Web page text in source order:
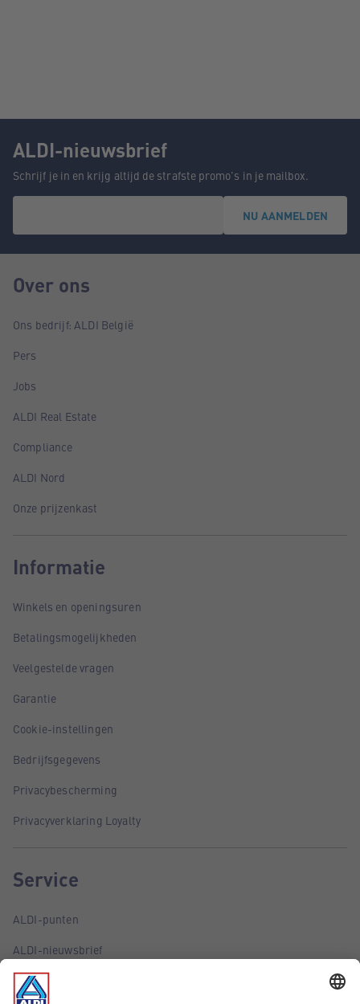
ALDI-nieuwsbrief
Schrijf je in en krijg altijd de strafste promo's in je mailbox.
NU AANMELDEN
Over ons
Ons bedrijf: ALDI België
Pers
Jobs
ALDI Real Estate
Compliance
ALDI Nord
Onze prijzenkast
Informatie
Winkels en openingsuren
Betalingsmogelijkheden
Veelgestelde vragen
Garantie
Cookie-instellingen
Bedrijfsgegevens
Privacybescherming
Privacyverklaring Loyalty
Service
ALDI-punten
ALDI-nieuwsbrief
ALDI-folder via e-mail